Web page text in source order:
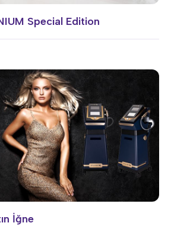
Special Edition
İğne